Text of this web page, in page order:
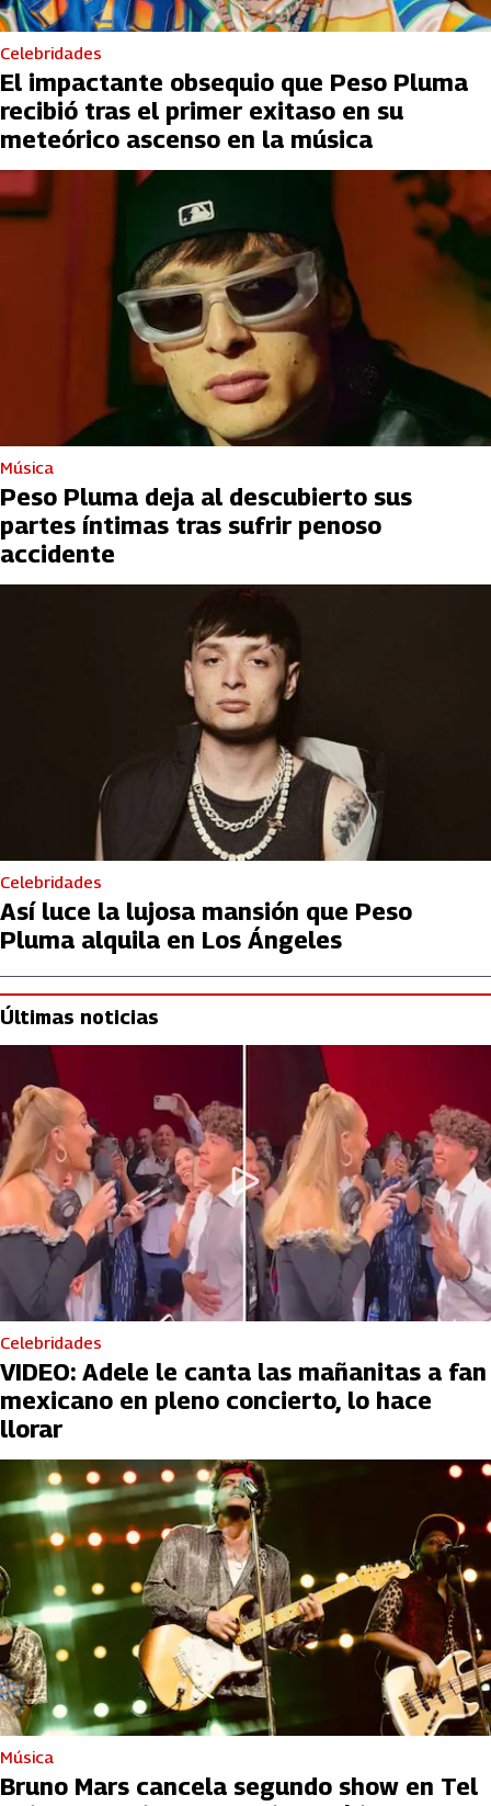
Celebridades
El impactante obsequio que Peso Pluma
recibió tras el primer exitaso en su
meteórico ascenso en la música
Música
Peso Pluma deja al descubierto sus
partes íntimas tras sufrir penoso
accidente
Celebridades
Así luce la lujosa mansión que Peso
Pluma alquila en Los Ángeles
Últimas noticias
Celebridades
VIDEO: Adele le canta las mañanitas a fan
mexicano en pleno concierto, lo hace
llorar
Música
Bruno Mars cancela segundo show en Tel